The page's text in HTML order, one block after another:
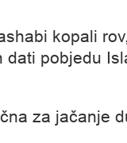
kopali
dati pobjedu
za jačanje